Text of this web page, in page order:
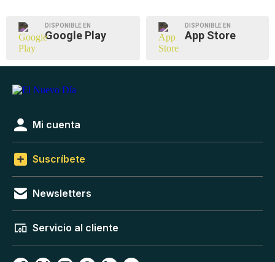
DISPONIBLE EN
Google Play
DISPONIBLE EN
App Store
Mi cuenta
Suscríbete
Newsletters
Servicio al cliente